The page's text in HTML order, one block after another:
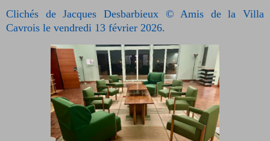
Clichés de Jacques Desbarbieux © Amis de la Villa
Cavrois le vendredi 13 février 2026.